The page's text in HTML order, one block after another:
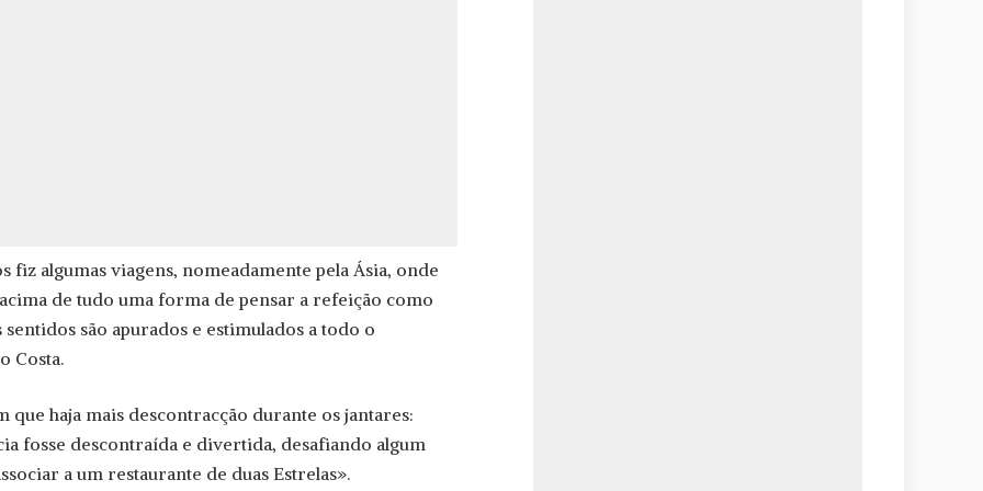
fiz algumas viagens, nomeadamente pela Ásia, onde
de tudo uma forma de pensar a refeição como
são apurados e estimulados a todo o
Costa.
que haja mais descontracção durante os jantares:
fosse descontraída e divertida, desafiando algum
a um restaurante de duas Estrelas».